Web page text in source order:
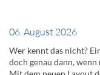
06. August 2026
Wer kennt das nicht?
doch genau dann,